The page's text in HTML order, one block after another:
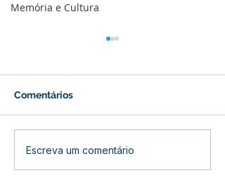
Memória e Cultura
Prefeitura inicia
revitalização da Praça
Comentários
Escreva um comentário